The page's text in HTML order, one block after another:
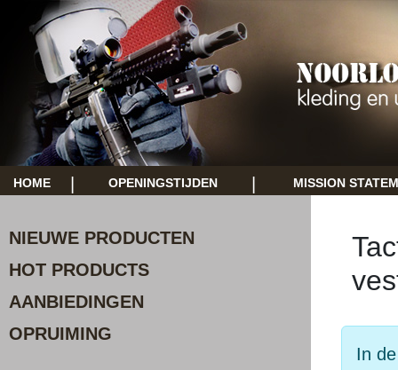
HOME OPENINGSTIJDEN MISSION
NIEUWE PRODUCTEN
HOT PRODUCTS
AANBIEDINGEN
OPRUIMING
In